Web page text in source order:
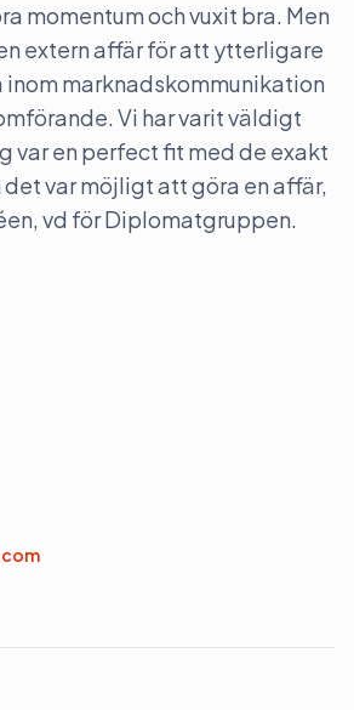
momentum och vuxit bra. Men
extern affär för att ytterligare
inom marknadskommunikation
Vi har varit väldigt
var en perfect fit med de exakt
var möjligt att göra en affär,
vd för Diplomatgruppen.